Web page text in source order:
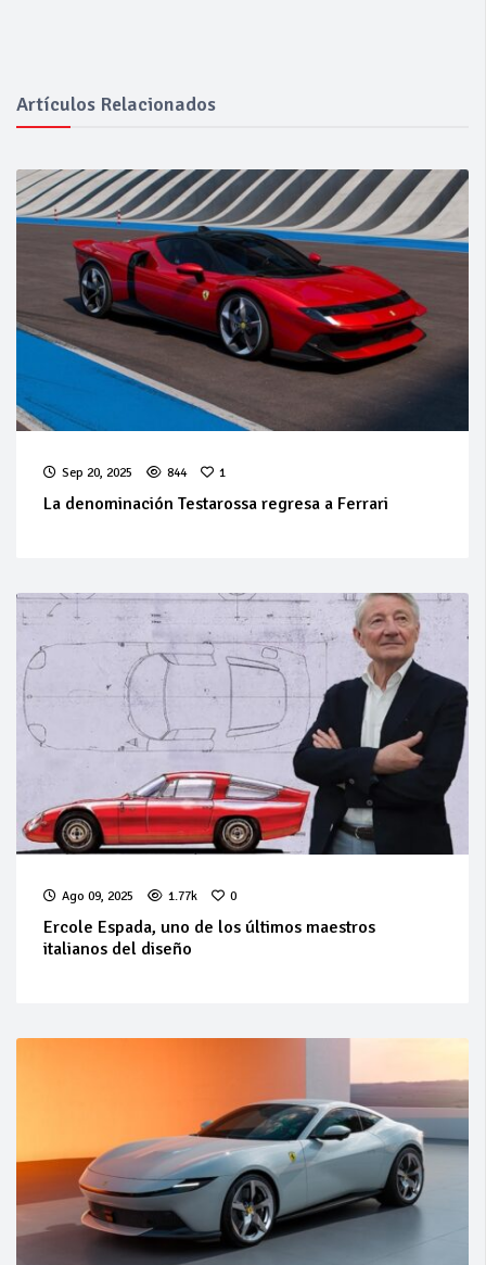
Artículos Relacionados
Sep 20, 2025 844 1
La denominación Testarossa regresa a Ferrari
Ago 09, 2025 1.77k 0
Ercole Espada, uno de los últimos maestros
italianos del diseño